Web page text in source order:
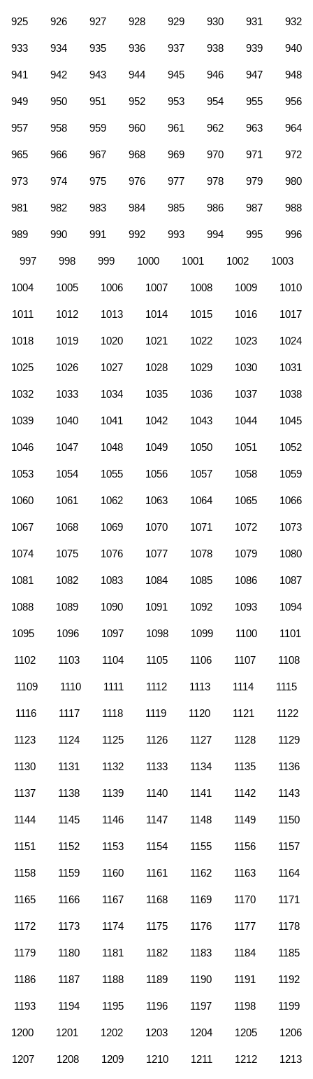
925 926 927 928 929 930 931 932
933 934 935 936 937 938 939 940
941 942 943 944 945 946 947 948
949 950 951 952 953 954 955 956
957 958 959 960 961 962 963 964
965 966 967 968 969 970 971 972
973 974 975 976 977 978 979 980
981 982 983 984 985 986 987 988
989 990 991 992 993 994 995 996
997 998 999 1000 1001 1002 1003
1004 1005 1006 1007 1008 1009 1010
1011 1012 1013 1014 1015 1016 1017
1018 1019 1020 1021 1022 1023 1024
1025 1026 1027 1028 1029 1030 1031
1032 1033 1034 1035 1036 1037 1038
1039 1040 1041 1042 1043 1044 1045
1046 1047 1048 1049 1050 1051 1052
1053 1054 1055 1056 1057 1058 1059
1060 1061 1062 1063 1064 1065 1066
1067 1068 1069 1070 1071 1072 1073
1074 1075 1076 1077 1078 1079 1080
1081 1082 1083 1084 1085 1086 1087
1088 1089 1090 1091 1092 1093 1094
1095 1096 1097 1098 1099 1100 1101
1102 1103 1104 1105 1106 1107 1108
1109 1110 1111 1112 1113 1114 1115
1116 1117 1118 1119 1120 1121 1122
1123 1124 1125 1126 1127 1128 1129
1130 1131 1132 1133 1134 1135 1136
1137 1138 1139 1140 1141 1142 1143
1144 1145 1146 1147 1148 1149 1150
1151 1152 1153 1154 1155 1156 1157
1158 1159 1160 1161 1162 1163 1164
1165 1166 1167 1168 1169 1170 1171
1172 1173 1174 1175 1176 1177 1178
1179 1180 1181 1182 1183 1184 1185
1186 1187 1188 1189 1190 1191 1192
1193 1194 1195 1196 1197 1198 1199
1200 1201 1202 1203 1204 1205 1206
1207 1208 1209 1210 1211 1212 1213